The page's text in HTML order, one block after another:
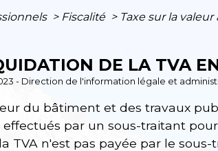
> Fiscalité > Taxe sur la valeur
DE LA TVA
- Direction de l'information légale et
du bâtiment et des travaux
par un sous-traitant
TVA n'est pas payée par le